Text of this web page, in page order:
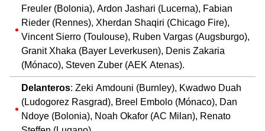
Freuler (Bolonia), Ardon Jashari (Lucerna), Fabian
Rieder (Rennes), Xherdan Shaqiri (Chicago Fire),
Vincent Sierro (Toulouse), Ruben Vargas (Augsburgo),
Granit Xhaka (Bayer Leverkusen), Denis Zakaria
(Mónaco), Steven Zuber (AEK Atenas).
Delanteros: Zeki Amdouni (Burnley), Kwadwo Duah
(Ludogorez Rasgrad), Breel Embolo (Mónaco), Dan
Ndoye (Bolonia), Noah Okafor (AC Milan), Renato